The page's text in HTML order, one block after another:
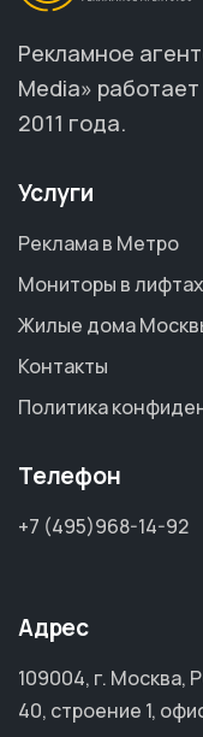
Рекламное
Media»
2011 года.
Услуги
Реклама в Метро
Мониторы в лифтах
Жилые дома
Контакты
Политика
Телефон
+7 (495)968-14-92
Адрес
109004, г. Москва,
40, строение 1,